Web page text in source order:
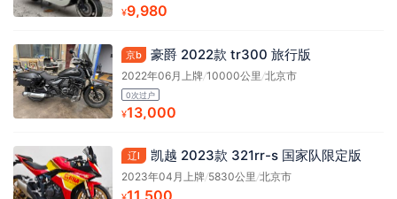
¥9,980
京b 豪爵 2022款 tr300 旅行版
2022年06月上牌/10000公里 /北京市
0次过户
¥13,000
辽l 凯越 2023款 321rr-s 国家队限定版
2023年04月上牌/5830公里/北京市